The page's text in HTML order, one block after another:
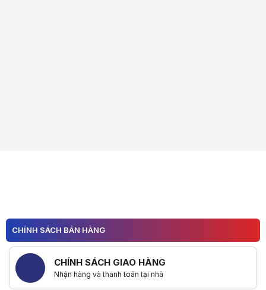
CHÍNH SÁCH BÁN HÀNG
CHÍNH SÁCH GIAO HÀNG
Nhận hàng và thanh toán tại nhà